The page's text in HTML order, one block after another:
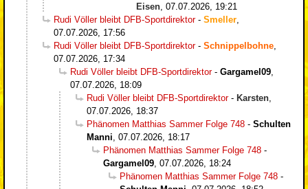
Eisen 07.07.2026, 19:21
Rudi Völler bleibt DFB-Sportdirektor- Smeller
07.07.2026, 17:56
Rudi Völler bleibt DFB-Sportdirektor- Schnippelbohne
07.07.2026, 17:34
Rudi Völler bleibt DFB-Sportdirektor- Gargamel09
07.07.2026, 18:09
Rudi Völler bleibt DFB-Sportdirektor- Karsten
07.07.2026, 18:37
Phänomen Matthias Sammer Folge 748 - Schulten
Manni 07.07.2026, 18:17
Phänomen Matthias Sammer Folge 748 -
Gargamel09 07.07.2026, 18:24
Phänomen Matthias Sammer Folge 748 -